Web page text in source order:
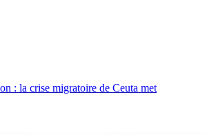
: la crise migratoire de Ceuta met